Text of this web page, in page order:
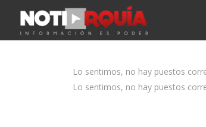
Lo sentimos, no hay puestos
Lo sentimos, no hay puestos